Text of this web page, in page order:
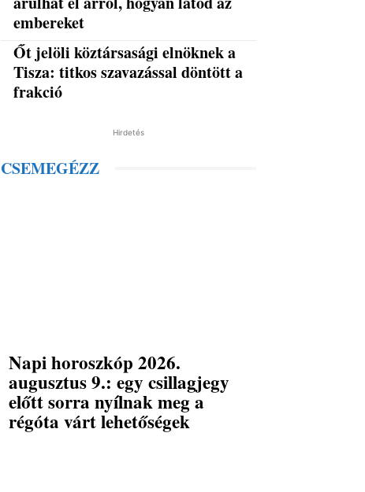
embereket
Őt jelöli köztársasági elnöknek a
Tisza: titkos szavazással döntött a
frakció
Hirdetés
CSEMEGÉZZ
Napi horoszkóp 2026.
augusztus 9.: egy csillagjegy
előtt sorra nyílnak meg a
régóta várt lehetőségek